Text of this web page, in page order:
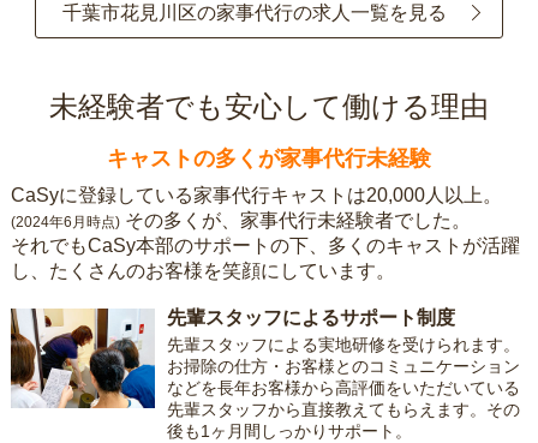
千葉市花見川区の家事代行の求人一覧を見る
未経験者でも安心して働ける理由
キャストの多くが家事代行未経験
CaSyに登録している家事代行キャストは20,000人以上。
(2024年6月時点) その多くが、家事代行未経験者でした。
それでもCaSy本部のサポートの下、多くのキャストが活躍
し、たくさんのお客様を笑顔にしています。
先輩スタッフによるサポート制度
先輩スタッフによる実地研修を受けられます。
お掃除の仕方・お客様とのコミュニケーション
などを長年お客様から高評価をいただいている
先輩スタッフから直接教えてもらえます。その
後も1ヶ月間しっかりサポート。